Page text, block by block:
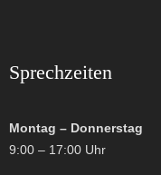
Sprechzeiten
Montag – Donnerstag
9:00 – 17:00 Uhr